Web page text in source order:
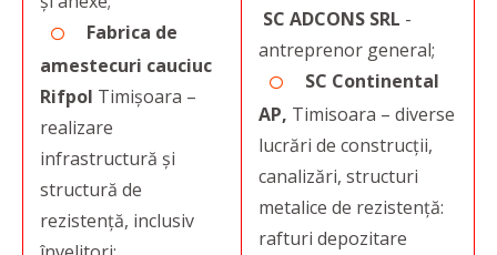
Fabrica de
amestecuri cauciuc
Rifpol Timișoara –
realizare
infrastructură și
structură de
rezistență, inclusiv
SC ADCONS SRL -
antreprenor general;
SC Continental
AP, Timisoara – diverse
lucrări de construcții,
canalizări, structuri
metalice de rezistență:
rafturi depozitare